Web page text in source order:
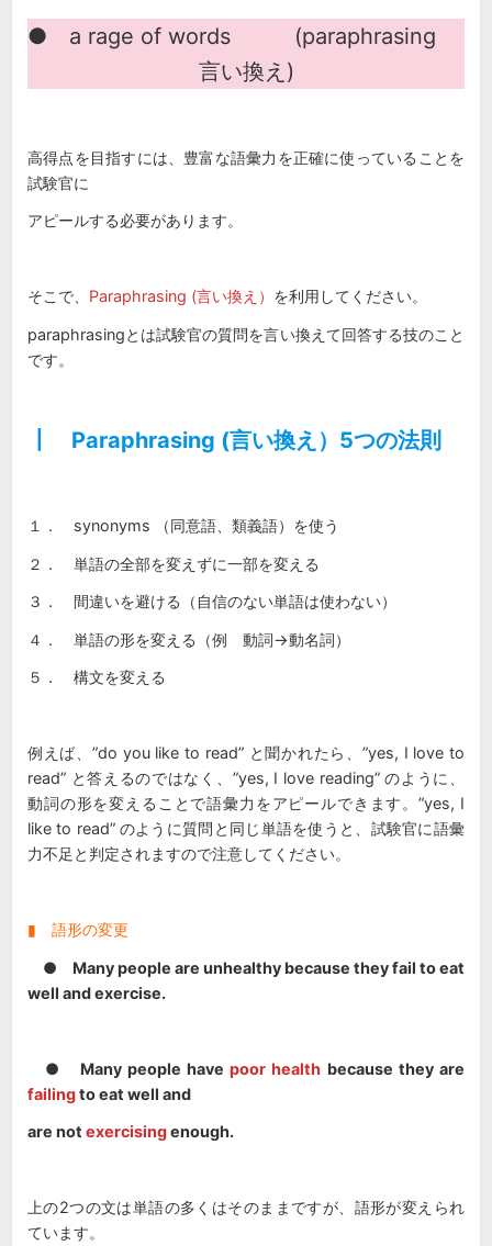
● a rage of words (paraphrasing
言い換え)
高得点を目指すには、豊富な語彙力を正確に使っていることを
試験官に
アピールする必要があります。
そこで、 Paraphrasing (言い換え） を利用してください。
paraphrasingとは試験官の質問を言い換えて回答する技のこと
です。
┃ Paraphrasing (言い換え）5つの法則
１． synonyms （同意語、類義語）を使う
２． 単語の全部を変えずに一部を変える
３． 間違いを避ける（自信のない単語は使わない）
４． 単語の形を変える（例 動詞→動名詞）
５． 構文を変える
例えば、”do you like to read” と聞かれたら、”yes, I love to
read” と答えるのではなく、”yes, I love reading” のように、
動詞の形を変えることで語彙力をアピールできます。”yes, I
like to read” のように質問と同じ単語を使うと、試験官に語彙
力不足と判定されますので注意してください。
▮ 語形の変更
● Many people are unhealthy because they fail to eat
well and exercise.
● Many people havepoor health because they are
failingto eat well and
are not exercisingenough.
上の2つの文は単語の多くはそのままですが、語形が変えられ
ています。